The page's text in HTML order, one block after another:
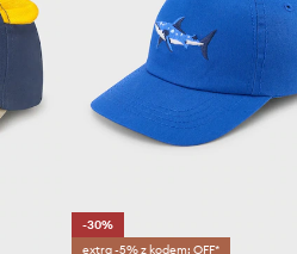
-30%
extra -5% z kodem: OFF*